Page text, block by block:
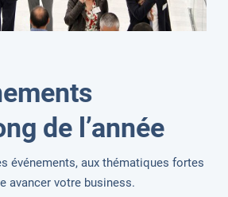
de l’année
événements, aux thématiques fortes
avancer votre business.